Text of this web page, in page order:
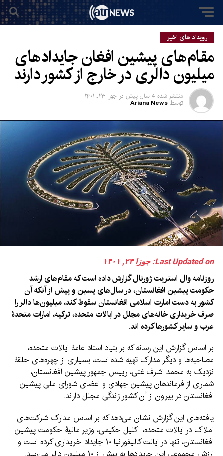
رویداد های اخیر
مقام‌های پیشین افغان جایدادهای
میلیون دالری در خارج از کشور دارند
منتشر شده 4 سال پیش در جوزا ۲۳, ۱۴۰۱
توسط Ariana News
Last Updated on: جوزا ۲۴, ۱۴۰۱
روزنامه وال استریت ژورنال گزارش داده است که مقام‌های ارشد
حکومت پیشین افغانستان، در سال‌های پسین و پیش از آنکه آن
کشور به دست امارت اسلامی افغانستان سقوط کند، میلیون‌ها دالر را
صرف خریداری خانه‌های مجلل در ایالات متحده، ترکیه، امارات متحدۀ
عرب و سایر کشورها کرده اند.
بر اساس گزارش این رسانه که بر بنیاد اسناد عامۀ ایالات متحده،
مصاحبه‌ها و دیگر مدارک تهیه شده است، بسیاری از چهره‌های حلقۀ
نزدیک به محمد اشرف غنی، رییس جمهور پیشین افغانستان،
شماری از فرماندهان پیشین جهادی و اعضای شورای ملی پیشین
افغانستان در بیرون از آن کشور زندگی مجلل دارند.
یافته‌های این گزارش نشان می‌دهد که بر اساس مدارک شرکت‌های
املاک در ایالات متحده، اکلیل حکیمی، وزیر مالیۀ حکومت پیشین
افغانستان، تنها در ایالت کالیفورنیا ۱۰ جایداد خریداری کرده است و